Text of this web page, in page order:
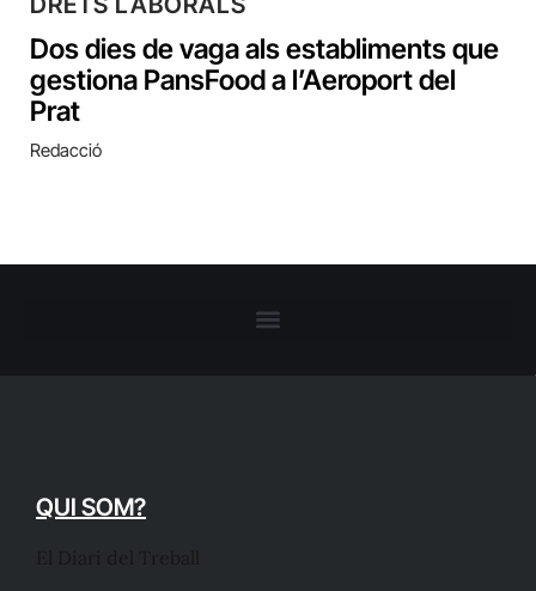
Dos dies de vaga als establiments que
gestiona PansFood a l’Aeroport del
Prat
Redacció
QUI SOM?